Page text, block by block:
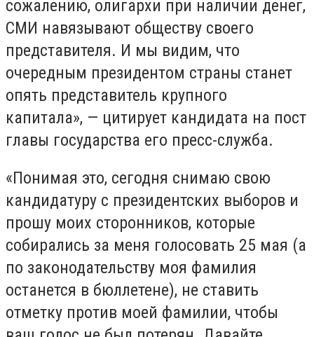
сожалению, олигархи при наличии денег,
СМИ навязывают обществу своего
представителя. И мы видим, что
очередным президентом страны станет
опять представитель крупного
капитала», — цитирует кандидата на пост
главы государства его пресс-служба.
«Понимая это, сегодня снимаю свою
кандидатуру с президентских выборов и
прошу моих сторонников, которые
собирались за меня голосовать 25 мая (а
по законодательству моя фамилия
останется в бюллетене), не ставить
отметку против моей фамилии, чтобы